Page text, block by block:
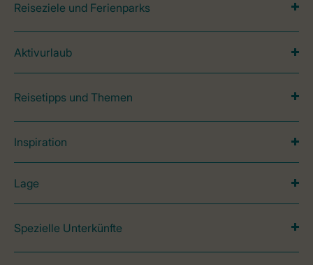
Reiseziele und Ferienparks
Aktivurlaub
Reisetipps und Themen
Inspiration
Lage
Spezielle Unterkünfte